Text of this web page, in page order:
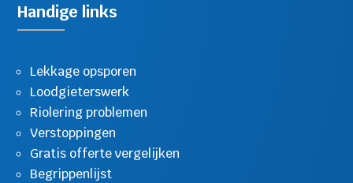
Handige links
Lekkage opsporen
Loodgieterswerk
Riolering problemen
Verstoppingen
Gratis offerte vergelijken
Begrippenlijst